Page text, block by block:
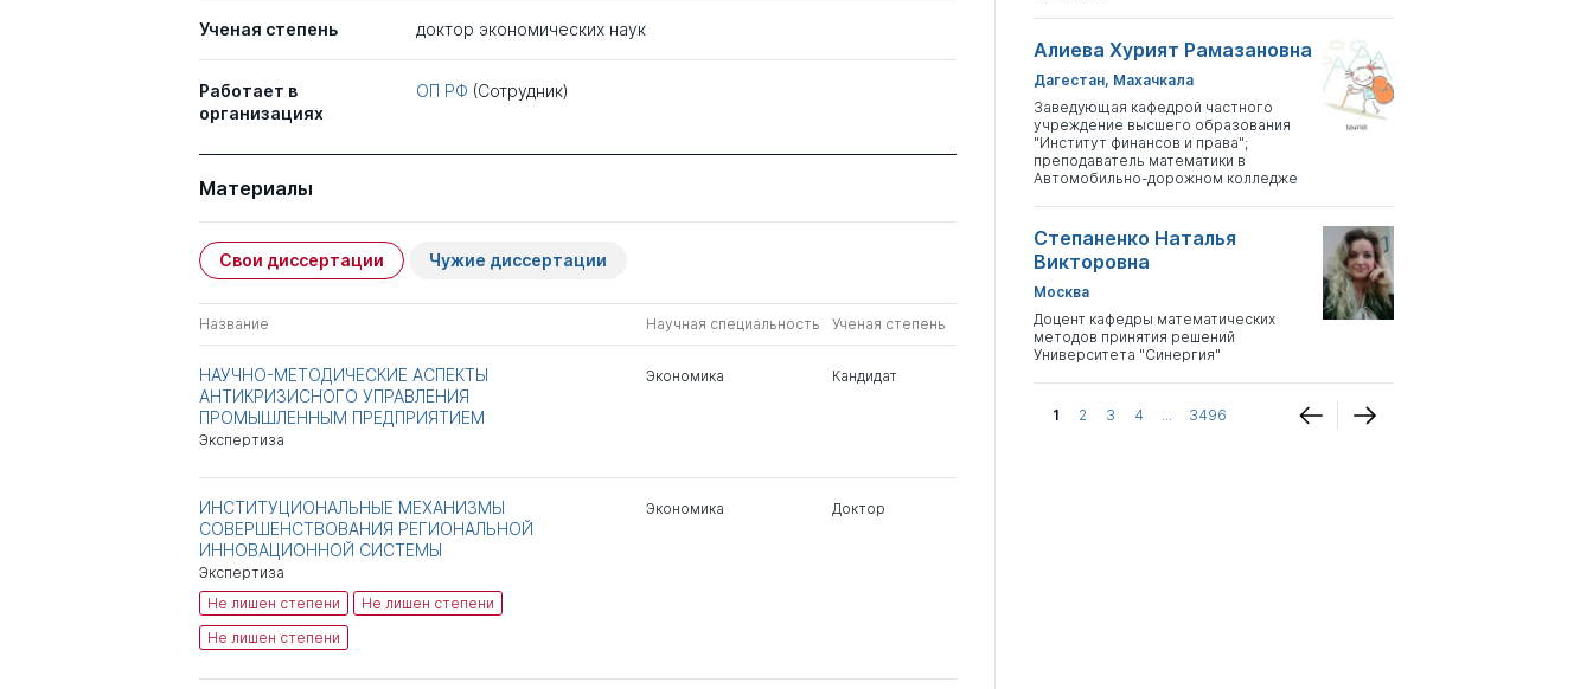
Ученая степень доктор экономических наук
Работает в
организациях
ОП РФ (Сотрудник)
Материалы
Свои диссертации Чужие диссертации
Название Научная специальность Ученая степень
НАУЧНО-МЕТОДИЧЕСКИЕ АСПЕКТЫ
АНТИКРИЗИСНОГО УПРАВЛЕНИЯ
ПРОМЫШЛЕННЫМ ПРЕДПРИЯТИЕМ
Экспертиза
Экономика Кандидат
ИНСТИТУЦИОНАЛЬНЫЕ МЕХАНИЗМЫ
СОВЕРШЕНСТВОВАНИЯ РЕГИОНАЛЬНОЙ
ИННОВАЦИОННОЙ СИСТЕМЫ
Экспертиза
Не лишен степени
Не лишен степени
Не лишен степени
Экономика Доктор
Алиева Хурият Рамазановна
Дагестан, Махачкала
Заведующая кафедрой частного
учреждение высшего образования
"Институт финансов и права";
преподаватель математики в
Автомобильно-дорожном колледже
Степаненко Наталья
Викторовна
Москва
Доцент кафедры математических
методов принятия решений
Университета "Синергия"
1 2 3 4 ... 3496